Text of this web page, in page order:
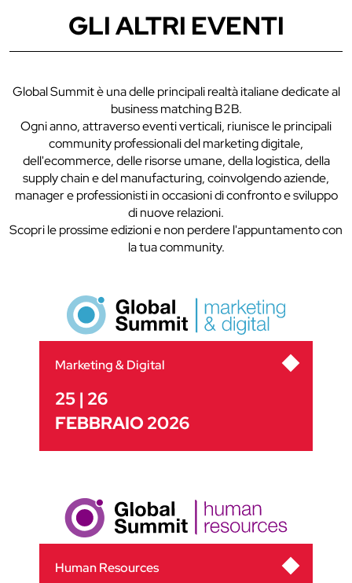
GLI ALTRI EVENTI
Global Summit è una delle principali realtà italiane dedicate al
business matching B2B.
Ogni anno, attraverso eventi verticali, riunisce le principali
community professionali del marketing digitale,
dell'ecommerce, delle risorse umane, della logistica, della
supply chain e del manufacturing, coinvolgendo aziende,
manager e professionisti in occasioni di confronto e sviluppo
di nuove relazioni.
Scopri le prossime edizioni e non perdere l'appuntamento con
la tua community.
Marketing & Digital
25 | 26
FEBBRAIO 2026
Human Resources